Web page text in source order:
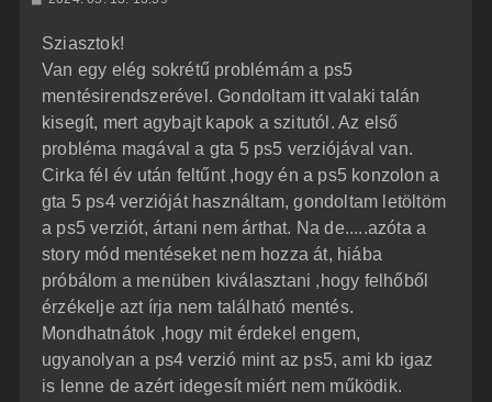
z
á
s
z
ó
l
s
Sziasztok!
Van egy elég sokrétű problémám a ps5
mentésirendszerével. Gondoltam itt valaki talán
kisegít, mert agybajt kapok a szitutól. Az első
probléma magával a gta 5 ps5 verziójával van.
Cirka fél év után feltűnt ,hogy én a ps5 konzolon a
gta 5 ps4 verzióját használtam, gondoltam letöltöm
a ps5 verziót, ártani nem árthat. Na de.....azóta a
story mód mentéseket nem hozza át, hiába
próbálom a menüben kiválasztani ,hogy felhőből
érzékelje azt írja nem található mentés.
Mondhatnátok ,hogy mit érdekel engem,
ugyanolyan a ps4 verzió mint az ps5, ami kb igaz
is lenne de azért idegesít miért nem működik.